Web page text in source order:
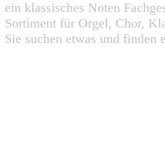
ein klassisches Noten
Sortiment für Orgel, Chor,
Sie suchen etwas und finden